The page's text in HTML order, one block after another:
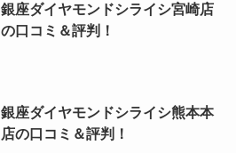
銀座ダイヤモンドシライシ宮崎店
の口コミ＆評判！
銀座ダイヤモンドシライシ熊本本
店の口コミ＆評判！